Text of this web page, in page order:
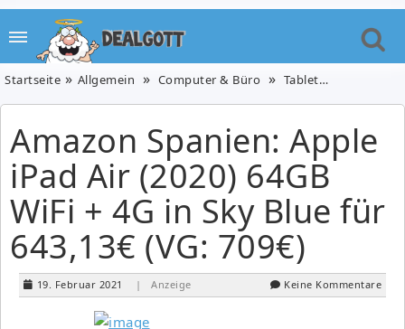
Startseite Allgemein Computer & Büro Tablet-PCs
Amazon Spanien: Apple
iPad Air (2020) 64GB
WiFi + 4G in Sky Blue für
643,13€ (VG: 709€)
19. Februar 2021 | Anzeige Keine Kommentare